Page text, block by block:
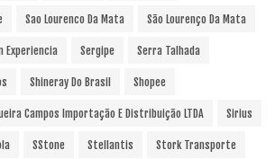
Sao Lourenco Da Mata São Lourenço Da Mata
Experiencia Sergipe Serra Talhada
Shineray Do Brasil Shopee
Campos Importação E Distribuição LTDA Sirius
SStone Stellantis Stork Transporte